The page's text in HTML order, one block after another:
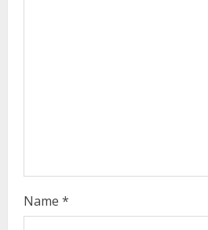
Name *